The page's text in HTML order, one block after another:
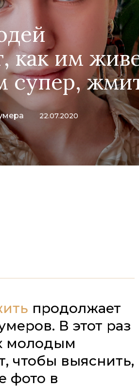
как им
супер,
22.07.2020
продолжает
В этот раз
молодым
чтобы выяснить,
фото в